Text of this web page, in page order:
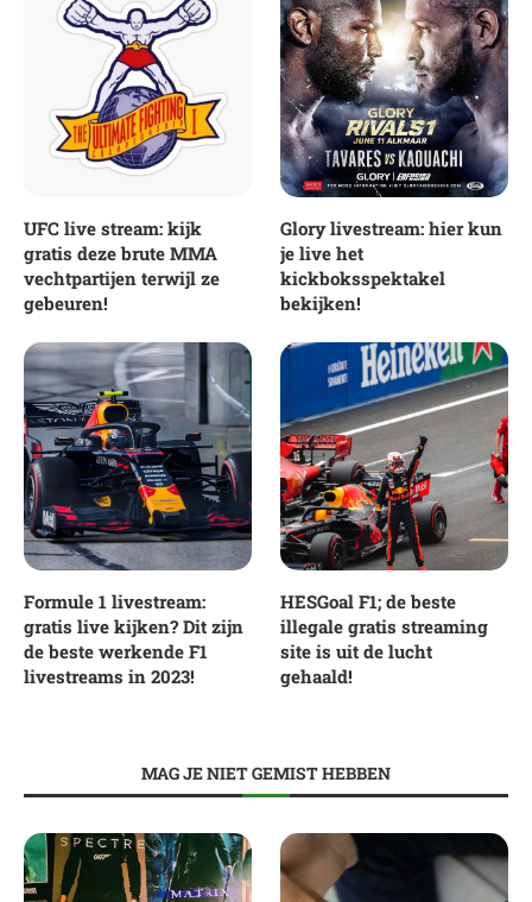
UFC live stream: kijk
gratis deze brute MMA
vechtpartijen terwijl ze
gebeuren!
Glory livestream: hier kun
je live het
kickboksspektakel
bekijken!
Formule 1 livestream:
gratis live kijken? Dit zijn
de beste werkende F1
livestreams in 2023!
HESGoal F1; de beste
illegale gratis streaming
site is uit de lucht
gehaald!
MAG JE NIET GEMIST HEBBEN